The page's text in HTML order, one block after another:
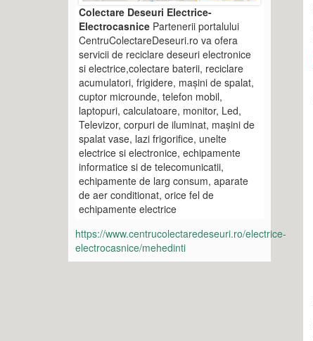
Colectare Deseuri Electrice-
Electrocasnice Partenerii portalului
CentruColectareDeseuri.ro va ofera
servicii de reciclare deseuri electronice
si electrice,colectare baterii, reciclare
acumulatori, frigidere, mașini de spalat,
cuptor microunde, telefon mobil,
laptopuri, calculatoare, monitor, Led,
Televizor, corpuri de iluminat, mașini de
spalat vase, lazi frigorifice, unelte
electrice si electronice, echipamente
informatice si de telecomunicatii,
echipamente de larg consum, aparate
de aer conditionat, orice fel de
echipamente electrice
https://www.centrucolectaredeseuri.ro/electrice-
electrocasnice/mehedinti